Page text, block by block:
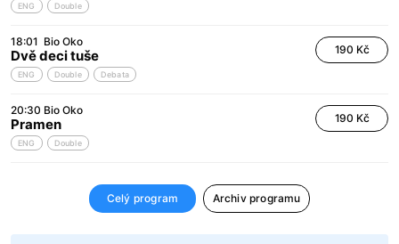
ENG Double
18:01 Bio Oko
Dvě deci tuše
ENG Double Debata
190 Kč
20:30 Bio Oko
Pramen
ENG Double
190 Kč
Celý program Archiv programu